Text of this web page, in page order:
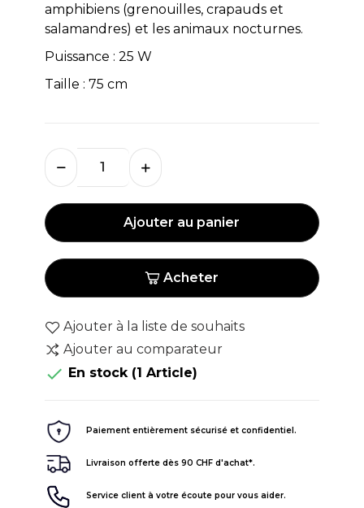
amphibiens (grenouilles, crapauds et
salamandres) et les animaux nocturnes.
Puissance : 25 W
Taille : 75 cm
Ajouter au panier
Acheter
Ajouter à la liste de souhaits
Ajouter au comparateur
 En stock (1 Article)
Paiement entièrement sécurisé et confidentiel.
Livraison offerte dès 90 CHF d'achat*.
Service client à votre écoute pour vous aider.